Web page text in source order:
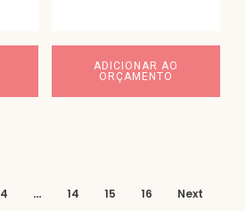
ADICIONAR AO
ORÇAMENTO
4 … 14 15 16 Next